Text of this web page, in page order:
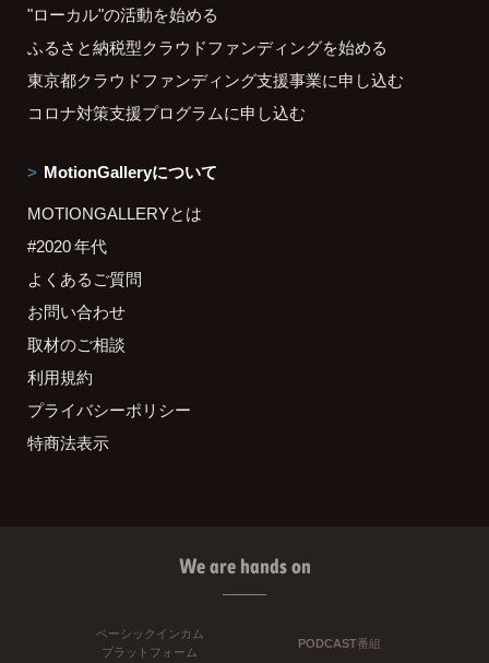
"ローカル"の活動を始める
ふるさと納税型クラウドファンディングを始める
東京都クラウドファンディング支援事業に申し込む
コロナ対策支援プログラムに申し込む
MotionGalleryについて
MOTIONGALLERYとは
#2020 年代
よくあるご質問
お問い合わせ
取材のご相談
利用規約
プライバシーポリシー
特商法表示
We are hands on
ベーシックインカム
プラットフォーム
PODCAST番組